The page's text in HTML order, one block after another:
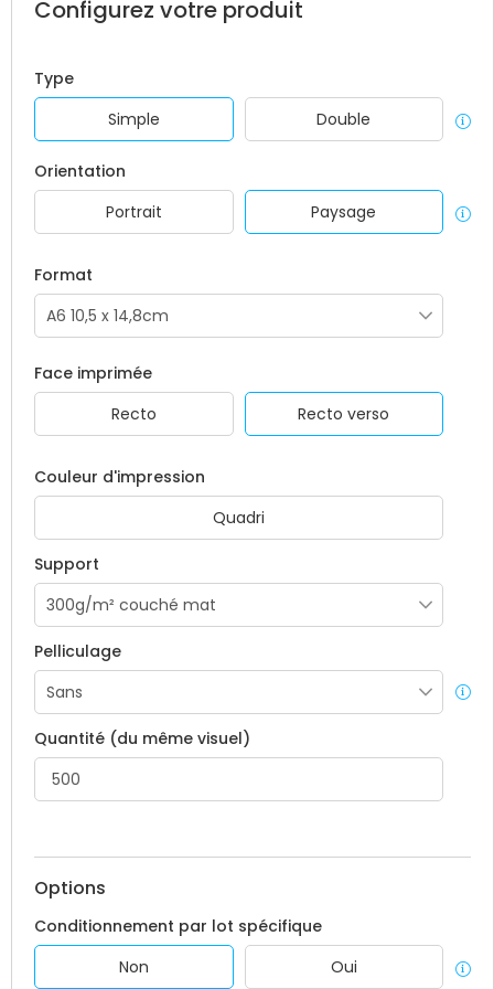
x4, car son utilisation permet :
L'exclusion des annotations non imprimables et des
champs formulaires.
Le décryptage et la protection de données.
Configurez votre produit
Type
Simple
Double
Orientation
Portrait
Paysage
Format
Face imprimée
Recto
Recto verso
Couleur d'impression
Quadri
Support
Pelliculage
Quantité (du même visuel)
Options
Conditionnement par lot spécifique
Non
Oui